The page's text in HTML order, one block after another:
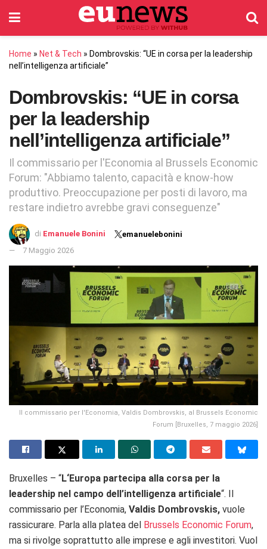
Home » Net & Tech » Dombrovskis: “UE in corsa per la leadership
nell’intelligenza artificiale”
Dombrovskis: “UE in corsa
per la leadership
nell’intelligenza artificiale”
Il commissario per l'Economia al Brussels Economic
Forum: "Abbiamo talento, capacità e know-how
produttivo. Preoccupazione per posti di lavoro, ma
restare indietro avrebbe gravi conseguenze"
di Emanuele Bonini
emanuelebonini
7 Maggio 2026
Il commissario per l'Economia, Valdis Dombrovskis, al Brussels Economic
Forum [Bruxelles, 7 maggio 2026]
Bruxelles – “L‘Europa partecipa alla corsa per la
leadership nel campo dell’intelligenza artificiale“. Il
commissario per l’Economia, Valdis Dombrovskis, vuole
rassicurare. Parla alla platea del Brussels Economic Forum,
ma si rivolge soprattutto alle imprese e agli investitori. Vuol